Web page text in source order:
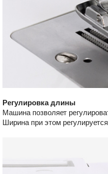
Регулировка длины
Машина позволяет
Ширина при этом регулируется